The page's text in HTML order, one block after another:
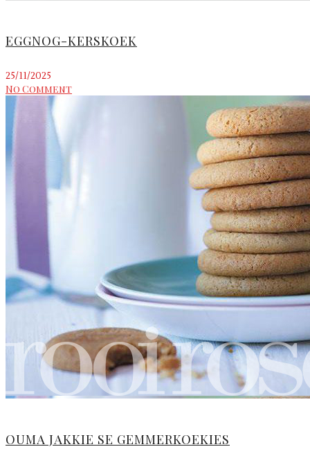
EGGNOG-KERSKOEK
25/11/2025
No Comment
OUMA JAKKIE SE GEMMERKOEKIES